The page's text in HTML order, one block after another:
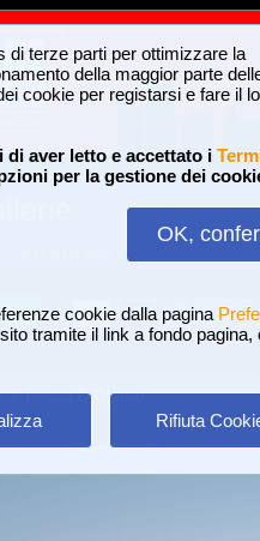
di terze parti per ottimizzare la
della maggior parte
cookie per registarsi e fare il
di aver letto e accettato i
per la gestione dei
OK,
cookie dalla pagina
tramite il link a fondo pagina,
Rifiuta
A A ?AIUTO
» Rocca D'Olgisio